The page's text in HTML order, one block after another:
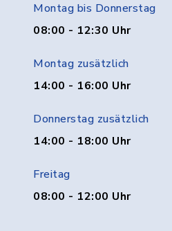
Montag bis Donnerstag
08:00 - 12:30 Uhr
Montag zusätzlich
14:00 - 16:00 Uhr
Donnerstag zusätzlich
14:00 - 18:00 Uhr
Freitag
08:00 - 12:00 Uhr